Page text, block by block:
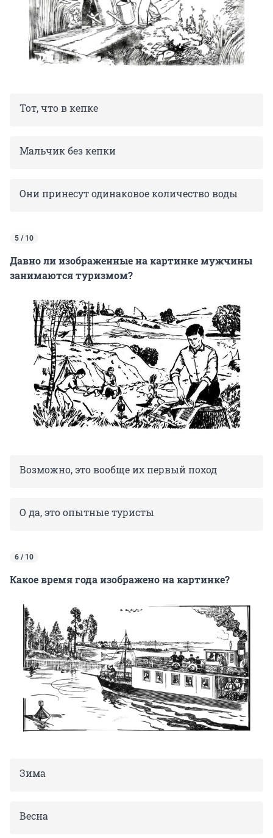
Тот, что в кепке
Мальчик без кепки
Они принесут одинаковое количество воды
5 / 10
Давно ли изображенные на картинке мужчины
занимаются туризмом?
Возможно, это вообще их первый поход
О да, это опытные туристы
6 / 10
Какое время года изображено на картинке?
Зима
Весна